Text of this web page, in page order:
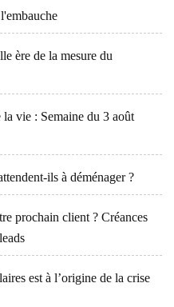
ère de la mesure du
la vie : Semaine du 3 août
ils à déménager ?
prochain client ? Créances
est à l’origine de la crise